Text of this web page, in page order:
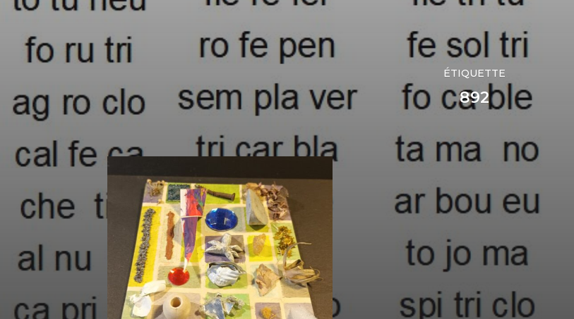
ÉTIQUETTE
892